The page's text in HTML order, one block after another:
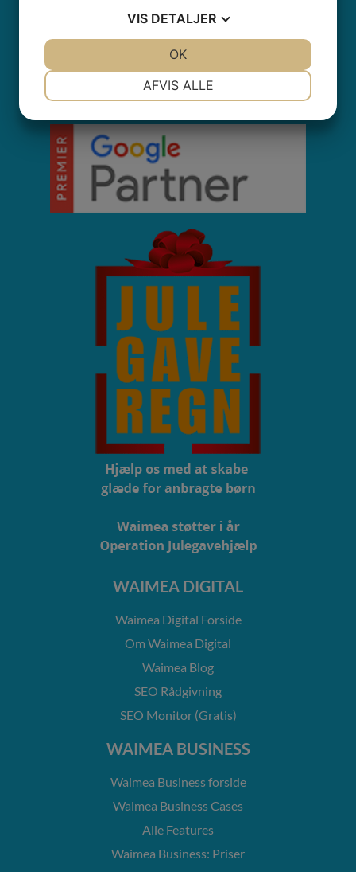
business@waimea.dk
CERTIFICERINGER
WAIMEA DIGITAL
Waimea Digital Forside
Om Waimea Digital
Waimea Blog
SEO Rådgivning
SEO Monitor (Gratis)
WAIMEA BUSINESS
Waimea Business forside
Waimea Business Cases
Alle Features
Waimea Business: Priser
VIS DETALJER
MARKETING
AFVIS ALLE
OK